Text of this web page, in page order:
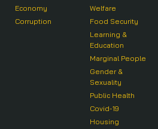
Economy
Corruption
Welfare
Food Security
Learning &
Education
Marginal People
Gender &
Sexuality
Public Health
Covid-19
Housing